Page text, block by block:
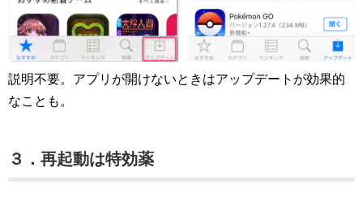
説明不要。アプリが開けないときはアップデートが効果的
なことも。
３．再起動は特効薬